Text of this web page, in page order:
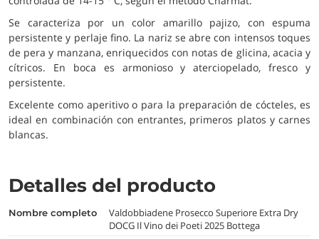
Se caracteriza por un color amarillo pajizo, con espuma
persistente y perlaje fino. La nariz se abre con intensos toques
de pera y manzana, enriquecidos con notas de glicina, acacia y
cítricos. En boca es armonioso y aterciopelado, fresco y
persistente.
Excelente como aperitivo o para la preparación de cócteles, es
ideal en combinación con entrantes, primeros platos y carnes
blancas.
Detalles del producto
nombre completo
Valdobbiadene Prosecco Superiore Extra Dry
DOCG Il Vino dei Poeti 2025 Bottega